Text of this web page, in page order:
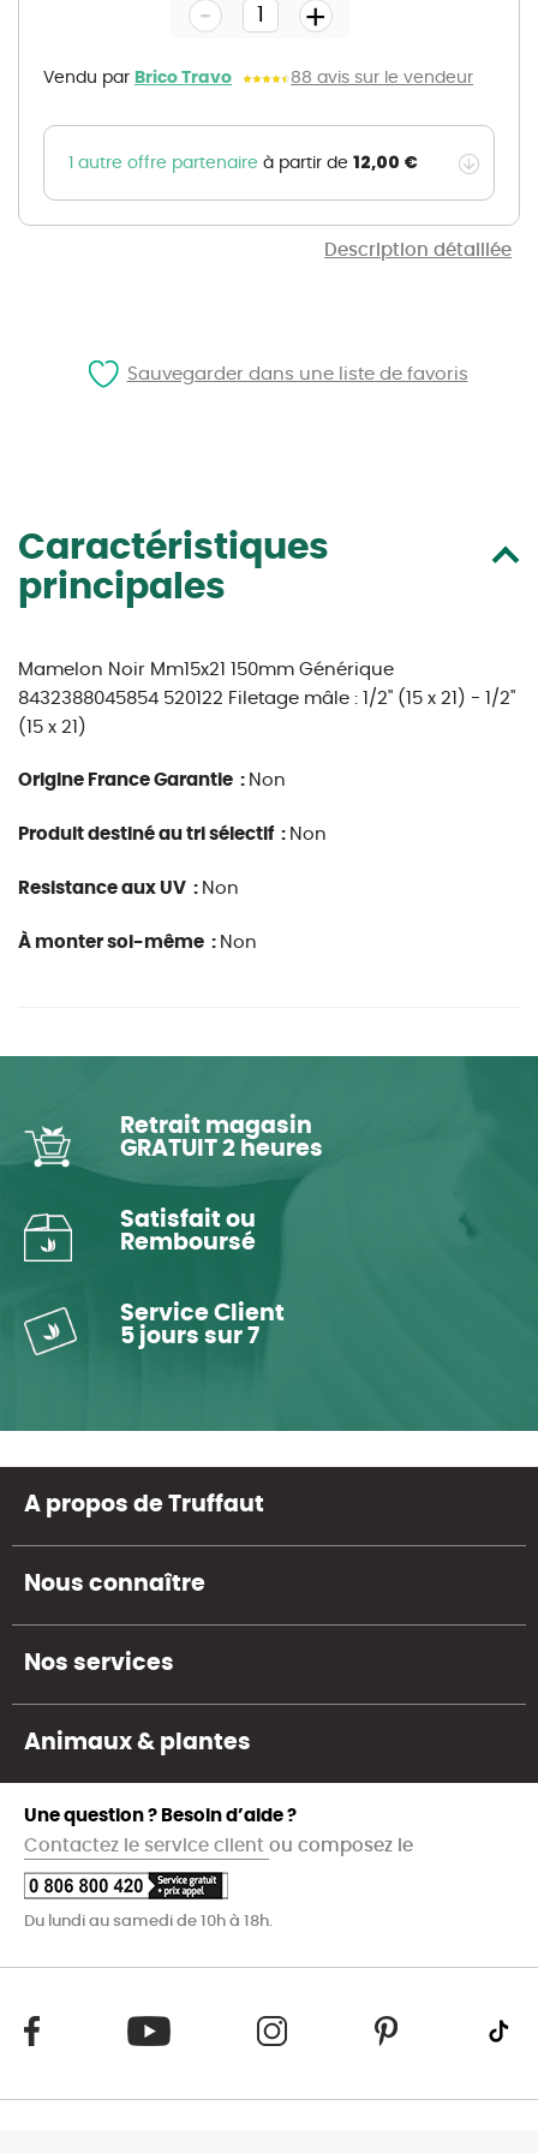
Description détaillée
gallery
Vendu par Brico Travo 88 avis sur le vendeur
- +
1 autre offre partenaire à partir de 12,00 €
Caractéristiques
principales
Mamelon Noir Mm15x21 150mm Générique
8432388045854 520122 Filetage mâle : 1/2" (15 x 21) - 1/2"
(15 x 21)
Origine France Garantie : Non
Produit destiné au tri sélectif : Non
Resistance aux UV : Non
À monter soi-même : Non
Sauvegarder dans une liste de favoris
Retrait magasin
GRATUIT 2 heures
Satisfait ou
Remboursé
Service Client
5 jours sur 7
A propos de Truffaut
Nous connaître
Nos services
Animaux & plantes
Une question ? Besoin d’aide ?
Contactez le service client ou composez le
Du lundi au samedi de 10h à 18h.